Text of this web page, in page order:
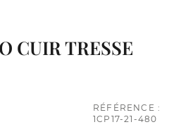
CUIR TRESSE
RÉFÉRENCE :
1CP17-21-480